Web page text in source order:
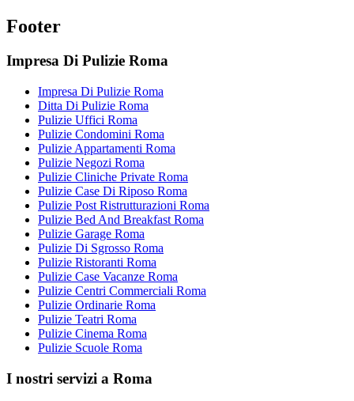
Footer
Impresa Di Pulizie Roma
Impresa Di Pulizie Roma
Ditta Di Pulizie Roma
Pulizie Uffici Roma
Pulizie Condomini Roma
Pulizie Appartamenti Roma
Pulizie Negozi Roma
Pulizie Cliniche Private Roma
Pulizie Case Di Riposo Roma
Pulizie Post Ristrutturazioni Roma
Pulizie Bed And Breakfast Roma
Pulizie Garage Roma
Pulizie Di Sgrosso Roma
Pulizie Ristoranti Roma
Pulizie Case Vacanze Roma
Pulizie Centri Commerciali Roma
Pulizie Ordinarie Roma
Pulizie Teatri Roma
Pulizie Cinema Roma
Pulizie Scuole Roma
I nostri servizi a Roma